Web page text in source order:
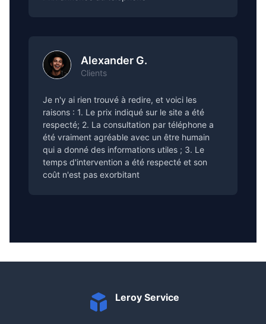
Alexander G.
Clients
Je n'y ai rien trouvé à redire, et voici les
raisons : 1. Le prix indiqué sur le site a été
respecté; 2. La consultation par téléphone a
été vraiment agréable avec un être humain
qui a donné des informations utiles ; 3. Le
temps d'intervention a été respecté et son
coût n'est pas exorbitant
Leroy Service